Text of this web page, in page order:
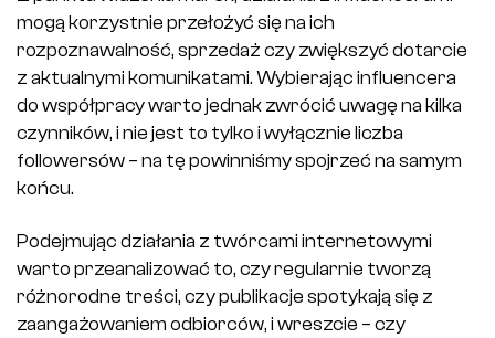
mogą korzystnie przełożyć się na ich
rozpoznawalność, sprzedaż czy zwiększyć dotarcie
z aktualnymi komunikatami. Wybierając influencera
do współpracy warto jednak zwrócić uwagę na kilka
czynników, i nie jest to tylko i wyłącznie liczba
followersów – na tę powinniśmy spojrzeć na samym
końcu.
Podejmując działania z twórcami internetowymi
warto przeanalizować to, czy regularnie tworzą
różnorodne treści, czy publikacje spotykają się z
zaangażowaniem odbiorców, i wreszcie – czy